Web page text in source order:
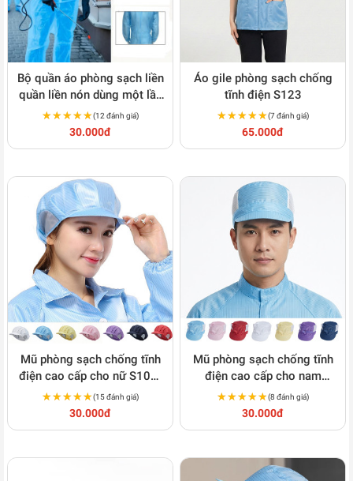
Bộ quần áo phòng sạch liền
quần liền nón dùng một lần
S100
★★★★★
★★★★★(12 đánh giá)
30.000đ
Áo gile phòng sạch chống
tĩnh điện S123
★★★★★
★★★★★(7 đánh giá)
65.000đ
Mũ phòng sạch chống tĩnh
điện cao cấp cho nữ S105-
1
★★★★★
★★★★★(15 đánh giá)
30.000đ
Mũ phòng sạch chống tĩnh
điện cao cấp cho nam
S105-2
★★★★★
★★★★★(8 đánh giá)
30.000đ